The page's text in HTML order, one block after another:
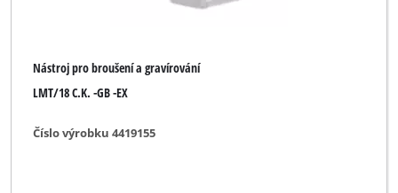
Nástroj pro broušení a gravírování
LMT/18 C.K. -GB -EX
Číslo výrobku 4419155